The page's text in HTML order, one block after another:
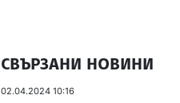
СВЪРЗАНИ НОВИНИ
02.04.2024 10:16